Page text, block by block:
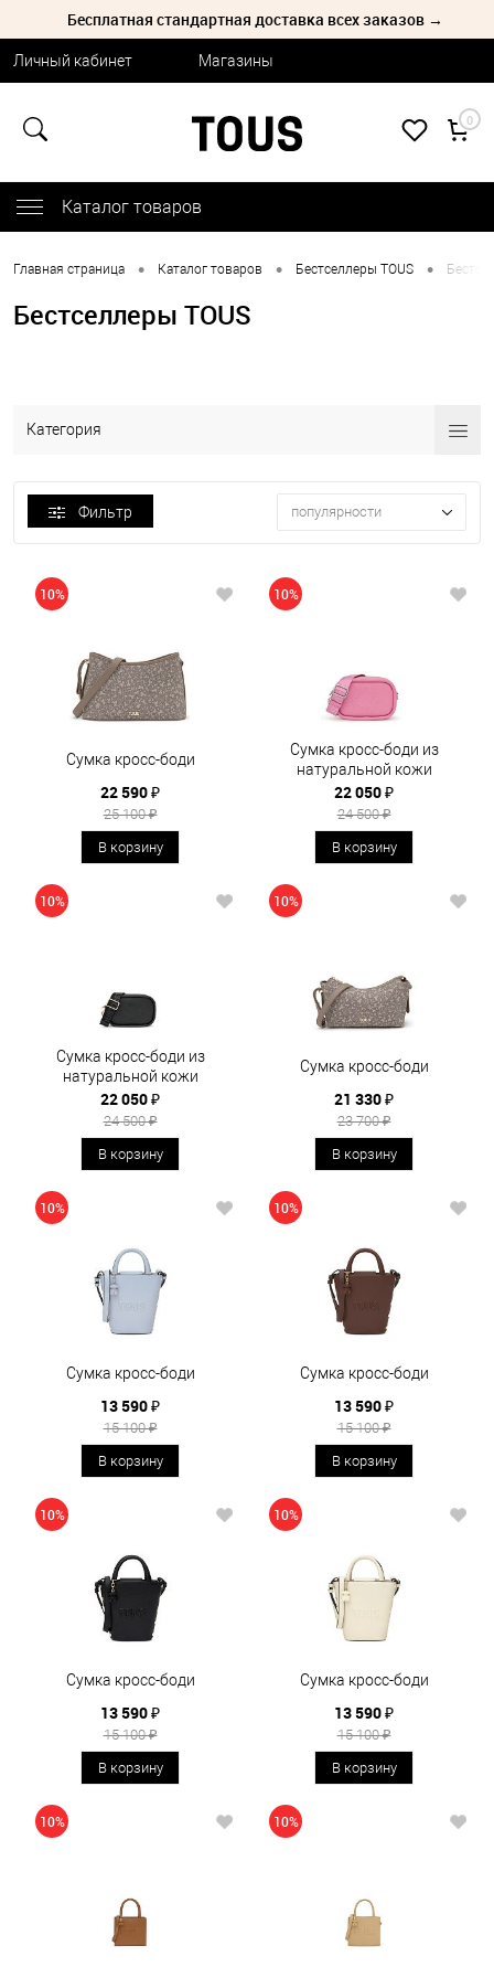
Бесплатная стандартная доставка всех заказов →
Личный кабинет Магазины
0
Каталог товаров
Главная страница • Каталог товаров • Бестселлеры TOUS •
Бестселлеры TOUS
Категория
Фильтр популярности
10%
Сумка кросс-боди
22 590 ₽
25 100 ₽
В корзину
10%
Сумка кросс-боди из
натуральной кожи
22 050 ₽
24 500 ₽
В корзину
10%
Сумка кросс-боди из
натуральной кожи
22 050 ₽
24 500 ₽
В корзину
10%
Сумка кросс-боди
21 330 ₽
23 700 ₽
В корзину
10%
Сумка кросс-боди
13 590 ₽
15 100 ₽
В корзину
10%
Сумка кросс-боди
13 590 ₽
15 100 ₽
В корзину
10%
Сумка кросс-боди
13 590 ₽
15 100 ₽
В корзину
10%
Сумка кросс-боди
13 590 ₽
15 100 ₽
В корзину
10% 10%